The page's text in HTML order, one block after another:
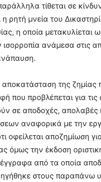
τίθεται σε
η ρητή μνεία του
η οποία μετακυλίεται
ανάμεσα στις
της ζημίας
που προβλέπεται για
σε αποδοχές, απολαβές
αναφορικά με την
οφείλεται αποζημίωση
όμως την έκδοση
από τα οποία
στους παραπάνω